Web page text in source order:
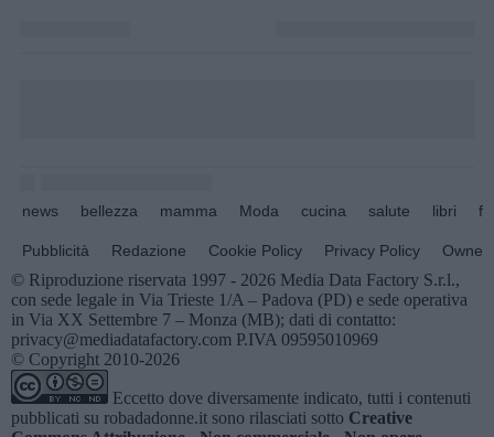
news bellezza mamma Moda cucina salute libri
Pubblicità Redazione Cookie Policy Privacy Policy
© Riproduzione riservata 1997 - 2026 Media Data Factory S.r.l.,
con sede legale in Via Trieste 1/A – Padova (PD) e sede operativa
in Via XX Settembre 7 – Monza (MB); dati di contatto:
privacy@mediadatafactory.com P.IVA 09595010969
© Copyright 2010-2026
Eccetto dove diversamente indicato, tutti i contenuti
pubblicati su robadadonne.it sono rilasciati sotto Creative